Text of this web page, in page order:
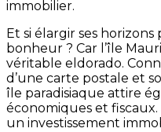
immobilier.
Et si élargir ses
bonheur ? Car l’île
véritable eldorado.
d’une carte postale et
île paradisiaque attire
économiques et
un investissement